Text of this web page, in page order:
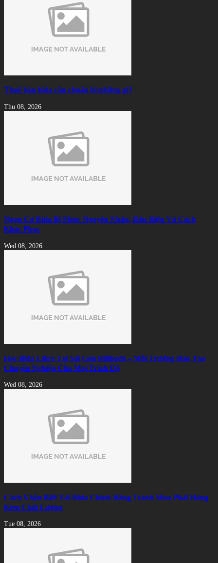
Thuê bàn bida cần chuẩn bị những gì?
Thu 08, 2026
Ngọn Cơ Bida Bị Móp: Nguyên Nhân, Dấu Hiệu Và Cách
Khắc Phục
Wed 08, 2026
Học Bida Libre Tại Sài Gòn Billiards – Môi Trường Đào Tạo
Chuyên Nghiệp Cho Mọi Trình Độ
Wed 08, 2026
Cách Nhận Biết Vải Bida Chính Hãng Tránh Mua Phải Hàng
Kém Chất Lượng
Tue 08, 2026